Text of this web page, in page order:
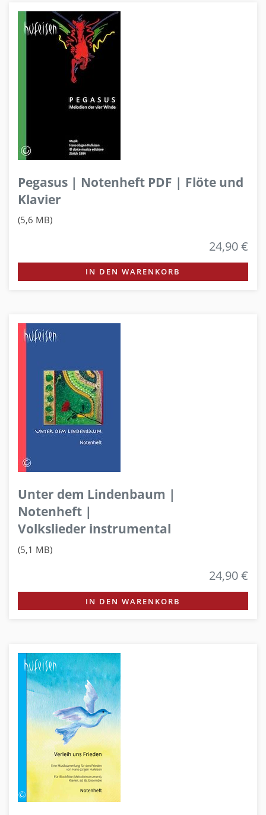
Pegasus | Notenheft PDF | Flöte und
Klavier
(5,6 MB)
24,90 €
IN DEN WARENKORB
Unter dem Lindenbaum |
Notenheft |
Volkslieder instrumental
(5,1 MB)
24,90 €
IN DEN WARENKORB